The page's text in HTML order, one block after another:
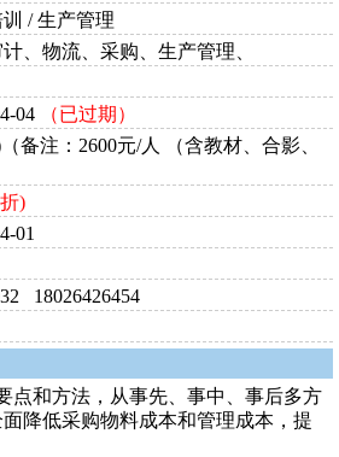
/ 生产管理
、物流、采购、生产管理、
04
（已过期）
备注：2600元/人 （含教材、合影、
)
01
18026426454
点和方法，从事先、事中、事后多方
降低采购物料成本和管理成本，提